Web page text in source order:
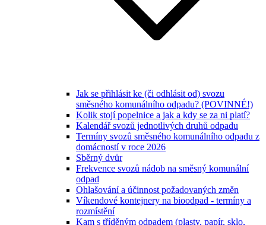
Jak se přihlásit ke (či odhlásit od) svozu
směsného komunálního odpadu? (POVINNÉ!)
Kolik stojí popelnice a jak a kdy se za ni platí?
Kalendář svozů jednotlivých druhů odpadu
Termíny svozů směsného komunálního odpadu z
domácností v roce 2026
Sběrný dvůr
Frekvence svozů nádob na směsný komunální
odpad
Ohlašování a účinnost požadovaných změn
Víkendové kontejnery na bioodpad - termíny a
rozmístění
Kam s tříděným odpadem (plasty, papír, sklo,